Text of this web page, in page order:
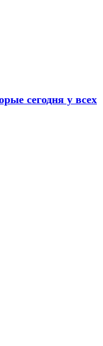
сегодня у всех